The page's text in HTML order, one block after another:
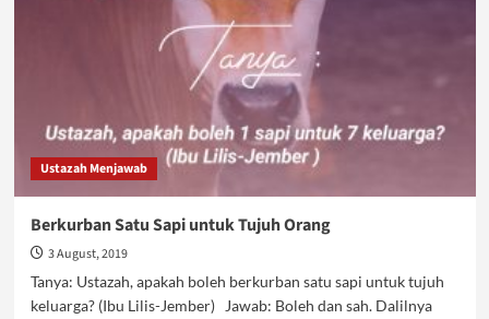
Ustazah Menjawab
Berkurban Satu Sapi untuk Tujuh Orang
3 August, 2019
Tanya: Ustazah, apakah boleh berkurban satu sapi untuk tujuh
keluarga? (Ibu Lilis-Jember) Jawab: Boleh dan sah. Dalilnya